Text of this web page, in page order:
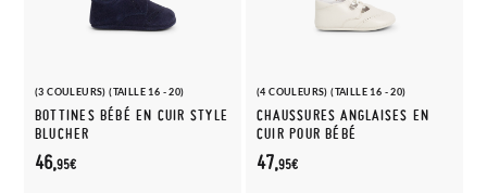
(3 COULEURS) (TAILLE 16 - 20)
BOTTINES BÉBÉ EN CUIR STYLE
BLUCHER
46,95€
(4 COULEURS) (TAILLE 16 - 20)
CHAUSSURES ANGLAISES EN
CUIR POUR BÉBÉ
47,95€